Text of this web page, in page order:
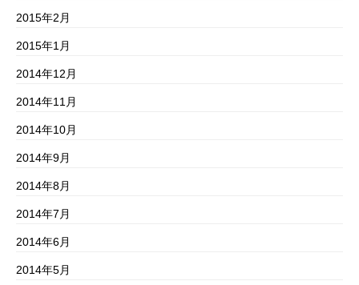
2015年2月
2015年1月
2014年12月
2014年11月
2014年10月
2014年9月
2014年8月
2014年7月
2014年6月
2014年5月